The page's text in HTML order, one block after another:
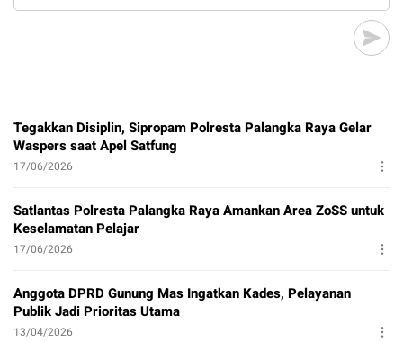
Tegakkan Disiplin, Sipropam Polresta Palangka Raya Gelar
Waspers saat Apel Satfung
17/06/2026
Satlantas Polresta Palangka Raya Amankan Area ZoSS untuk
Keselamatan Pelajar
17/06/2026
Anggota DPRD Gunung Mas Ingatkan Kades, Pelayanan
Publik Jadi Prioritas Utama
13/04/2026